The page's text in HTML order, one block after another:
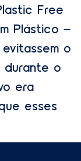
Free
Plástico –
o
durante o
era
esses